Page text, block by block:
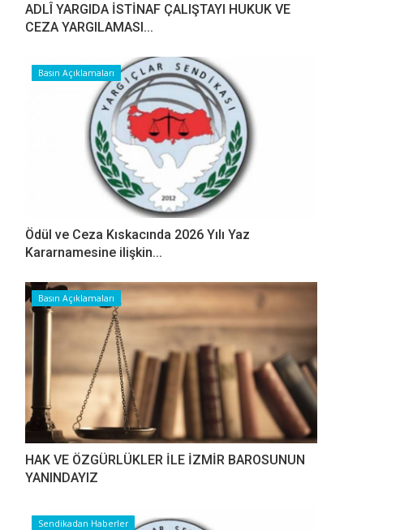
ADLÎ YARGIDA İSTİNAF ÇALIŞTAYI HUKUK VE
CEZA YARGILAMASI...
Basın Açıklamaları
Ödül ve Ceza Kıskacında 2026 Yılı Yaz
Kararnamesine ilişkin...
Basın Açıklamaları
HAK VE ÖZGÜRLÜKLER İLE İZMİR BAROSUNUN
YANINDAYIZ
Sendikadan Haberler